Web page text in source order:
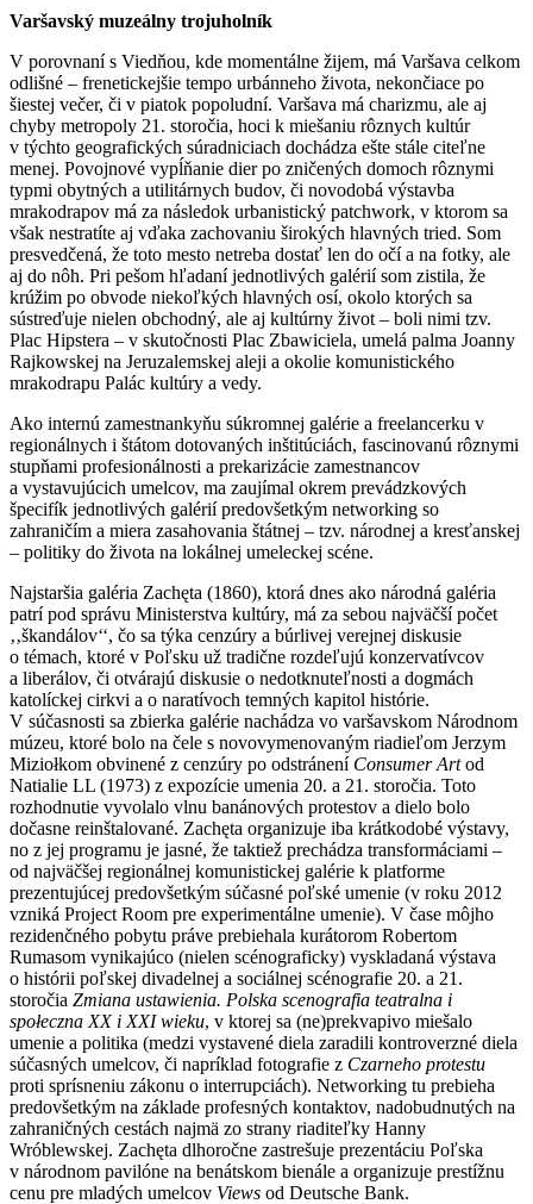
Varšavský muzeálny trojuholník
V porovnaní s Viedňou, kde momentálne žijem, má Varšava celkom
odlišné – frenetickejšie tempo urbánneho života, nekončiace po
šiestej večer, či v piatok popoludní. Varšava má charizmu, ale aj
chyby metropoly 21. storočia, hoci k miešaniu rôznych kultúr
v týchto geografických súradniciach dochádza ešte stále citeľne
menej. Povojnové vypĺňanie dier po zničených domoch rôznymi
typmi obytných a utilitárnych budov, či novodobá výstavba
mrakodrapov má za následok urbanistický patchwork, v ktorom sa
však nestratíte aj vďaka zachovaniu širokých hlavných tried. Som
presvedčená, že toto mesto netreba dostať len do očí a na fotky, ale
aj do nôh. Pri pešom hľadaní jednotlivých galérií som zistila, že
krúžim po obvode niekoľkých hlavných osí, okolo ktorých sa
sústreďuje nielen obchodný, ale aj kultúrny život – boli nimi tzv.
Plac Hipstera – v skutočnosti Plac Zbawiciela, umelá palma Joanny
Rajkowskej na Jeruzalemskej aleji a okolie komunistického
mrakodrapu Palác kultúry a vedy.
Ako internú zamestnankyňu súkromnej galérie a freelancerku v
regionálnych i štátom dotovaných inštitúciách, fascinovanú rôznymi
stupňami profesionálnosti a prekarizácie zamestnancov
a vystavujúcich umelcov, ma zaujímal okrem prevádzkových
špecifík jednotlivých galérií predovšetkým networking so
zahraničím a miera zasahovania štátnej – tzv. národnej a kresťanskej
– politiky do života na lokálnej umeleckej scéne.
Najstaršia galéria Zachęta (1860), ktorá dnes ako národná galéria
patrí pod správu Ministerstva kultúry, má za sebou najväčší počet
‚‚škandálov‘‘, čo sa týka cenzúry a búrlivej verejnej diskusie
o témach, ktoré v Poľsku už tradične rozdeľujú konzervatívcov
a liberálov, či otvárajú diskusie o nedotknuteľnosti a dogmách
katolíckej cirkvi a o naratívoch temných kapitol histórie.
V súčasnosti sa zbierka galérie nachádza vo varšavskom Národnom
múzeu, ktoré bolo na čele s novovymenovaným riadieľom Jerzym
Miziołkom obvinené z cenzúry po odstránení Consumer Artod
Natialie LL (1973) z expozície umenia 20. a 21. storočia. Toto
rozhodnutie vyvolalo vlnu banánových protestov a dielo bolo
dočasne reinštalované. Zachęta organizuje iba krátkodobé výstavy,
no z jej programu je jasné, že taktiež prechádza transformáciami –
od najväčšej regionálnej komunistickej galérie k platforme
prezentujúcej predovšetkým súčasné poľské umenie (v roku 2012
vzniká Project Room pre experimentálne umenie). V čase môjho
rezidenčného pobytu práve prebiehala kurátorom Robertom
Rumasom vynikajúco (nielen scénograficky) vyskladaná výstava
o histórii poľskej divadelnej a sociálnej scénografie 20. a 21.
storočia Zmiana ustawienia. Polska scenografia teatralna i
społeczna XX i XXI wieku, v ktorej sa (ne)prekvapivo miešalo
umenie a politika (medzi vystavené diela zaradili kontroverzné diela
súčasných umelcov, či napríklad fotografie z Czarneho protestu
proti sprísneniu zákonu o interrupciách). Networking tu prebieha
predovšetkým na základe profesných kontaktov, nadobudnutých na
zahraničných cestách najmä zo strany riaditeľky Hanny
Wróblewskej. Zachęta dlhoročne zastrešuje prezentáciu Poľska
v národnom pavilóne na benátskom bienále a organizuje prestížnu
cenu pre mladých umelcov Views od Deutsche Bank.